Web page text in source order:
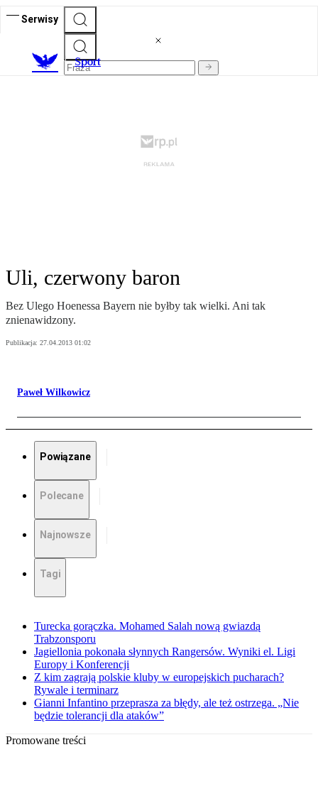
Serwisy
Sport
Uli, czerwony baron
Bez Ulego Hoenessa Bayern nie byłby tak wielki. Ani tak
znienawidzony.
Publikacja: 27.04.2013 01:02
Paweł Wilkowicz
Powiązane
Polecane
Najnowsze
Tagi
Turecka gorączka. Mohamed Salah nową gwiazdą
Trabzonsporu
Jagiellonia pokonała słynnych Rangersów. Wyniki el. Ligi
Europy i Konferencji
Z kim zagrają polskie kluby w europejskich pucharach?
Rywale i terminarz
Gianni Infantino przeprasza za błędy, ale też ostrzega. „Nie
będzie tolerancji dla ataków”
Promowane treści